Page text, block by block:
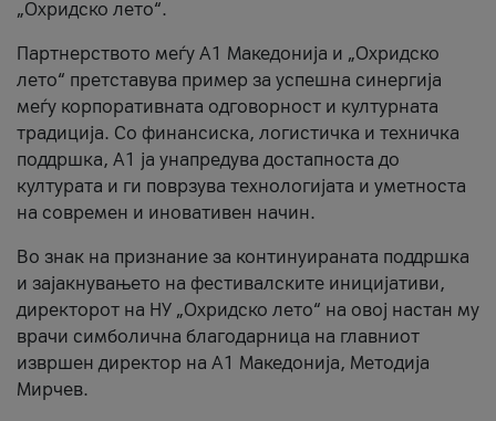
„Охридско лето“.
Партнерството меѓу A1 Македонија и „Охридско
лето“ претставува пример за успешна синергија
меѓу корпоративната одговорност и културната
традиција. Со финансиска, логистичка и техничка
поддршка, A1 ја унапредува достапноста до
културата и ги поврзува технологијата и уметноста
на современ и иновативен начин.
Во знак на признание за континуираната поддршка
и зајакнувањето на фестивалските иницијативи,
директорот на НУ „Охридско лето“ на овој настан му
врачи симболична благодарница на главниот
извршен директор на A1 Македонија, Методија
Мирчев.